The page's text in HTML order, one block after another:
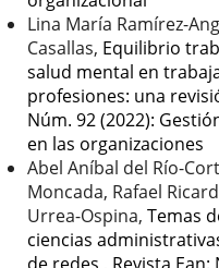
Lina María Ramírez-
Casallas, Equilibrio
salud mental en
profesiones: una
Núm. 92 (2022):
en las organizaciones
Abel Aníbal del Río-
Moncada, Rafael
Urrea-Ospina, Temas
ciencias